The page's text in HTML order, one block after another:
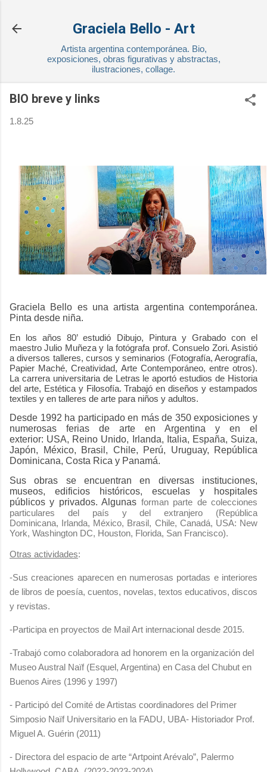
Graciela Bello - Art
Artista argentina contemporánea. Bio,
exposiciones, obras figurativas y abstractas,
ilustraciones, collage.
BIO breve y links
1.8.25
Graciela Bello es una artista argentina contemporánea.
Pinta desde niña.
En los años 80’ estudió Dibujo, Pintura y Grabado con el
maestro Julio Muñeza y la fotógrafa prof. Consuelo Zori. Asistió
a diversos talleres, cursos y seminarios (Fotografía, Aerografía,
Papier Maché, Creatividad, Arte Contemporáneo, entre otros).
La carrera universitaria de Letras le aportó estudios de Historia
del arte, Estética y Filosofía. Trabajó en diseños y estampados
textiles y en talleres de arte para niños y adultos.
Desde 1992 ha participado en más de 350 exposiciones y
numerosas ferias de arte en Argentina y
en el
exterior: USA, Reino Unido, Irlanda, Italia, España, Suiza,
Japón, México, Brasil, Chile, Perú, Uruguay, República
Dominicana, Costa Rica y Panamá.
Sus obras se encuentran en diversas instituciones,
museos, edificios históricos, escuelas y hospitales
públicos y privados. Algunas forman parte de colecciones
particulares del país y del extranjero
(República
Dominicana, Irlanda, México, Brasil, Chile, Canadá, USA: New
York, Washington DC, Houston, Florida, San Francisco).
Otras actividades:
-Sus creaciones aparecen en numerosas portadas e interiores
de libros de poesía, cuentos, novelas, textos educativos, discos
y revistas.
-Participa en proyectos de Mail Art internacional desde 2015.
-Trabajó como colaboradora ad honorem en la organización del
Museo Austral Naïf (Esquel, Argentina) en Casa del Chubut en
Buenos Aires (1996 y 1997)
- Participó del Comité de Artistas coordinadores del Primer
Simposio Naïf Universitario en la FADU, UBA- Historiador Prof.
Miguel A. Guérin (2011)
- Directora del espacio de arte “Artpoint Arévalo”, Palermo